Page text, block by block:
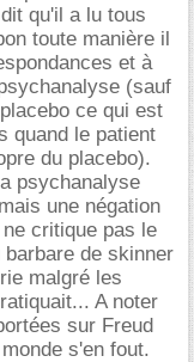
qu'il a lu tous
toute manière il
et à
(sauf
ce qui est
quand le patient
du placebo).
psychanalyse
une négation
critique pas le
de skinner
malgré les
A noter
sur Freud
s'en fout.